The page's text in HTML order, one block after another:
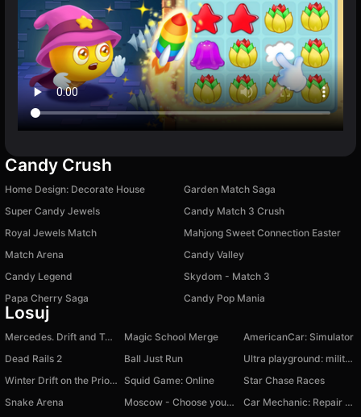
Candy Crush
Home Design: Decorate House
Garden Match Saga
Super Candy Jewels
Candy Match 3 Crush
Royal Jewels Match
Mahjong Sweet Connection Easter
Match Arena
Candy Valley
Candy Legend
Skydom - Match 3
Papa Cherry Saga
Candy Pop Mania
Losuj
Mercedes. Drift and Tuning Magic School Merge
AmericanCar: Simulator
Dead Rails 2
Ball Just Run
Ultra playground: military mod
Winter Drift on the Priora
Squid Game: Online
Star Chase Races
Snake Arena
Moscow - Choose your path
Car Mechanic: Repair Car!